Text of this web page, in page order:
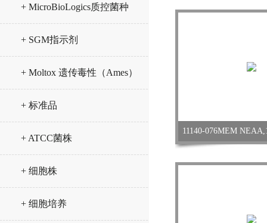
+ MicroBioLogics质控菌种
+ SGM指示剂
+ Moltox 遗传毒性（Ames）
试验试剂
+ 标准品
+ ATCC菌株
+ 细胞株
+ 细胞培养
11140-076MEM